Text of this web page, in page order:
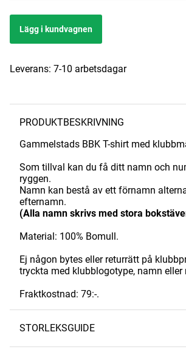
Lägg i kundvagnen
Leverans: 7-10 arbetsdagar
PRODUKTBESKRIVNING
Gammelstads BBK T-shirt med
Som tillval kan du få ditt namn och
ryggen.
Namn kan bestå av ett förnamn
efternamn.
(Alla namn skrivs med stora
Material: 100% Bomull.
Ej någon bytes eller returrätt på
tryckta med klubblogotype, namn eller
Fraktkostnad: 79:-.
STORLEKSGUIDE